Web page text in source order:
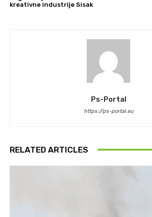
kreativne industrije Sisak
Ps-Portal
https://ps-portal.eu
RELATED ARTICLES